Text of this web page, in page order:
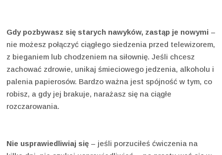
Gdy pozbywasz się starych nawyków, zastąp je nowymi –
nie możesz połączyć ciągłego siedzenia przed telewizorem,
z bieganiem lub chodzeniem na siłownię. Jeśli chcesz
zachować zdrowie, unikaj śmieciowego jedzenia, alkoholu i
palenia papierosów. Bardzo ważna jest spójność w tym, co
robisz, a gdy jej brakuje, narażasz się na ciągłe
rozczarowania.
Nie usprawiedliwiaj się – jeśli porzuciłeś ćwiczenia na